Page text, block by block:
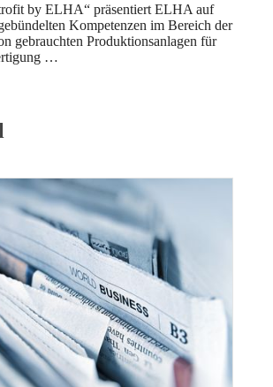
by ELHA“ präsentiert ELHA auf
Kompetenzen im Bereich der
gebrauchten Produktionsanlagen für
…